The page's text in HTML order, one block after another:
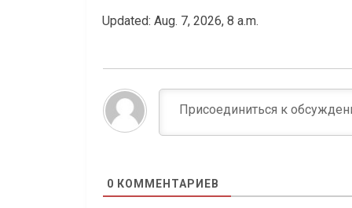
Updated: Aug. 7, 2026, 8 a.m.
0 КОММЕНТАРИЕВ